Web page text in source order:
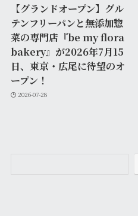
【グランドオープン】グル
テンフリーパンと無添加惣
菜の専門店『be my flora
bakery』が2026年7月15
日、東京・広尾に待望のオ
ープン！
2026-07-28